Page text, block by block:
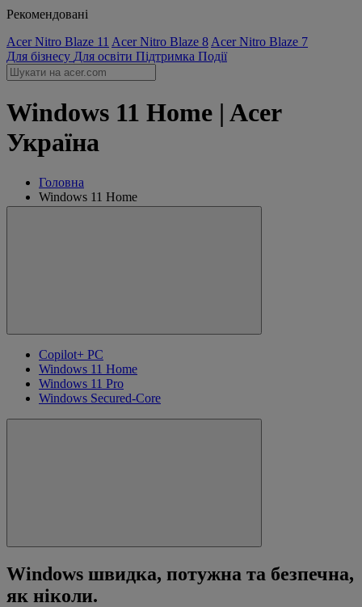
Рекомендовані
Acer Nitro Blaze 11 Acer Nitro Blaze 8 Acer Nitro Blaze 7
Для бізнесу Для освіти Підтримка Події
Windows 11 Home | Acer
Україна
Головна
Windows 11 Home
Copilot+ PC
Windows 11 Home
Windows 11 Pro
Windows Secured-Core
Windows швидка, потужна та безпечна,
як ніколи.